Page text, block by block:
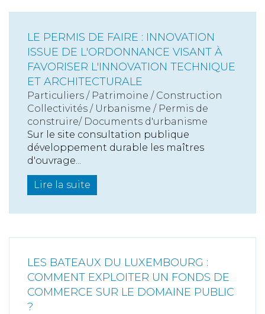
LE PERMIS DE FAIRE : INNOVATION
ISSUE DE L'ORDONNANCE VISANT À
FAVORISER L'INNOVATION TECHNIQUE
ET ARCHITECTURALE
Particuliers / Patrimoine / Construction
Collectivités / Urbanisme / Permis de
construire/ Documents d'urbanisme
Sur le site consultation publique
développement durable les maîtres
d'ouvrage...
Lire la suite
LES BATEAUX DU LUXEMBOURG :
COMMENT EXPLOITER UN FONDS DE
COMMERCE SUR LE DOMAINE PUBLIC
?